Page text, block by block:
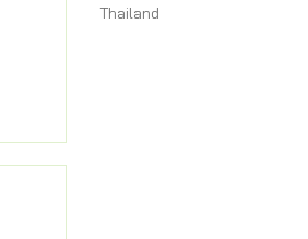
Thailand